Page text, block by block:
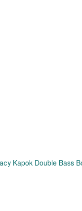
Kapok Double Bass